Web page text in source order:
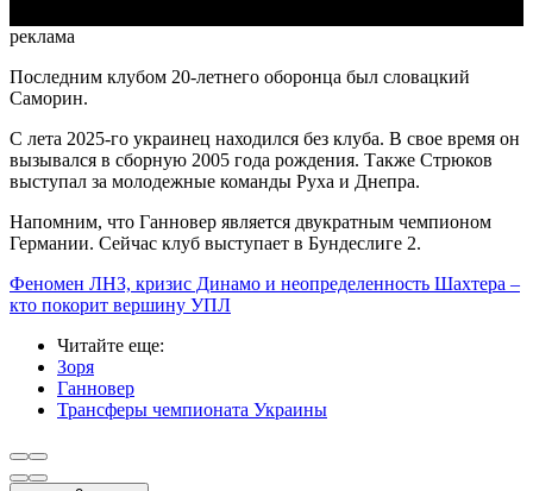
реклама
Последним клубом 20-летнего оборонца был словацкий
Саморин.
С лета 2025-го украинец находился без клуба. В свое время он
вызывался в сборную 2005 года рождения. Также Стрюков
выступал за молодежные команды Руха и Днепра.
Напомним, что Ганновер является двукратным чемпионом
Германии. Сейчас клуб выступает в Бундеслиге 2.
Феномен ЛНЗ, кризис Динамо и неопределенность Шахтера –
кто покорит вершину УПЛ
Читайте еще:
Зоря
Ганновер
Трансферы чемпионата Украины